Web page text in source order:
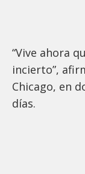
“Vive ahora
incierto”,
Chicago, en
días.